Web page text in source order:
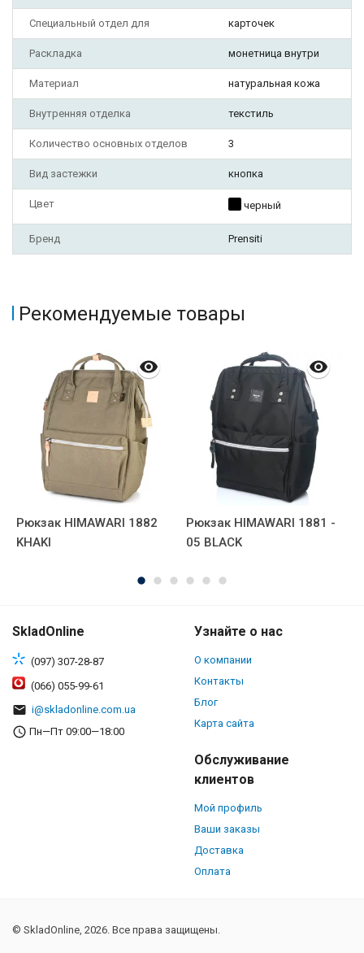
Специальный отдел для карточек
Раскладка монетница внутри
Материал натуральная кожа
Внутренняя отделка текстиль
Количество основных отделов 3
Вид застежки кнопка
Цвет черный
Бренд Prensiti
Рекомендуемые товары
Рюкзак HIMAWARI 1882
KHAKI
Рюкзак HIMAWARI 1881 -
05 BLACK
SkladOnline
(097) 307-28-87
(066) 055-99-61
i@skladonline.com.ua
Пн—Пт 09:00—18:00
Узнайте о нас
О компании
Контакты
Блог
Карта сайта
Обслуживание
клиентов
Мой профиль
Ваши заказы
Доставка
Оплата
© SkladOnline, 2026. Все права защищены.